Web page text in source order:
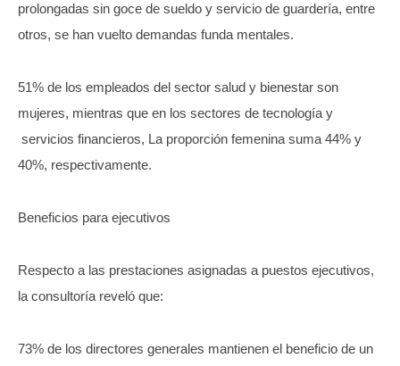
prolongadas sin goce de sueldo y servicio de guardería, entre
otros, se han vuelto demandas funda mentales.
51% de los empleados del sector salud y bienestar son
mujeres, mientras que en los sectores de tecnología y
servicios financieros, La proporción femenina suma 44% y
40%, respectivamente.
Beneficios para ejecutivos
Respecto a las prestaciones asignadas a puestos ejecutivos,
la consultoría reveló que:
73% de los directores generales mantienen el beneficio de un